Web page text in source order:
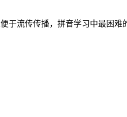
于流传传播，拼音学习中最困难